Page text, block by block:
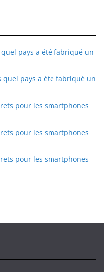
pays a été fabriqué un
quel pays a été fabriqué un
pour les smartphones
pour les smartphones
pour les smartphones